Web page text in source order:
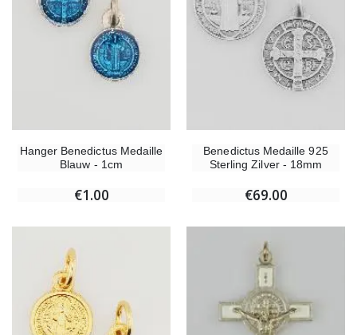
Hanger Benedictus Medaille
Blauw - 1cm
€1.00
Benedictus Medaille 925
Sterling Zilver - 18mm
€69.00